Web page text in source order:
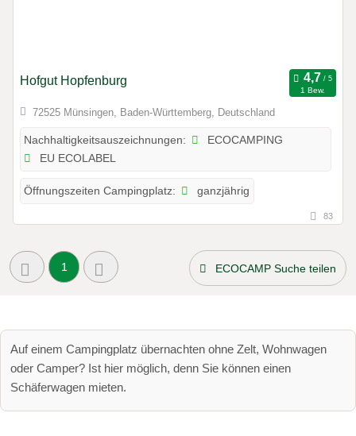
Hofgut Hopfenburg
1 Bew.
72525 Münsingen, Baden-Württemberg, Deutschland
Nachhaltigkeitsauszeichnungen:
ECOCAMPING
EU ECOLABEL
Öffnungszeiten Campingplatz: ganzjährig
83
1 ECOCAMP Suche teilen
Auf einem Campingplatz übernachten ohne Zelt, Wohnwagen
oder Camper? Ist hier möglich, denn Sie können einen
Schäferwagen mieten.